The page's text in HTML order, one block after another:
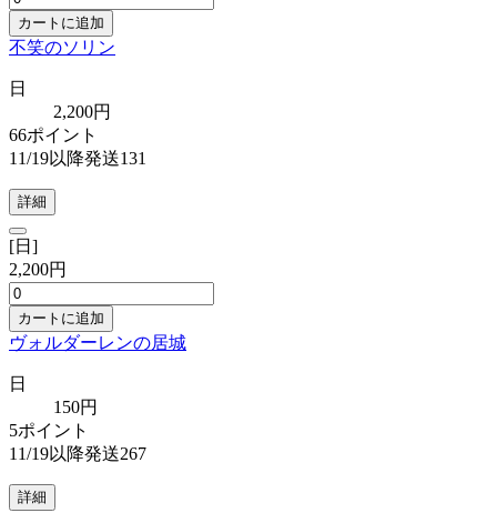
カートに追加
不笑のソリン
日
2,200円
66ポイント
11/19以降発送131
詳細
[日]
2,200円
カートに追加
ヴォルダーレンの居城
日
150円
5ポイント
11/19以降発送267
詳細